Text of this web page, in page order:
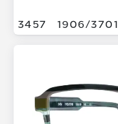
3457 1906/3701